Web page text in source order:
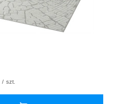
/ szt.